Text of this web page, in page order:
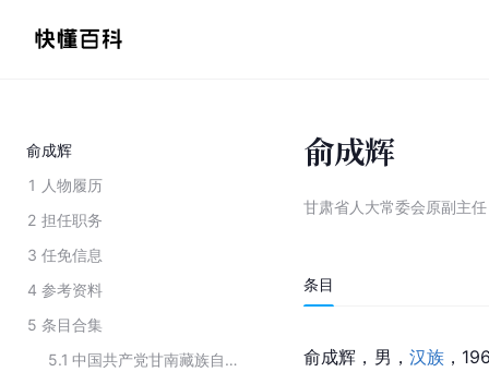
俞成辉
1 人物履历
2 担任职务
3 任免信息
4 参考资料
5 条目合集
5.1
中国共产党甘南藏族自治州第十三届委员会常务委员会任职名单（2021年11月选举）
俞成辉
甘肃省人大常委会原副主任
条目
俞成辉，男， 汉族 ，